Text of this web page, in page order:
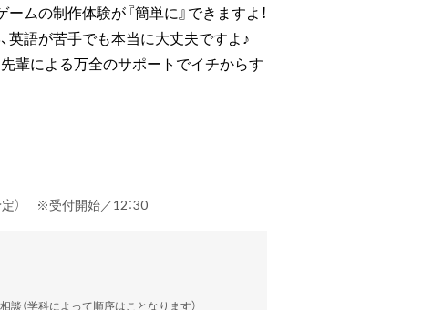
ムの制作体験が『簡単に』できますよ！
英語が苦手でも本当に大丈夫ですよ♪
輩による万全のサポートでイチからす
定） ※受付開始／12：30
談（学科によって順序はことなります）